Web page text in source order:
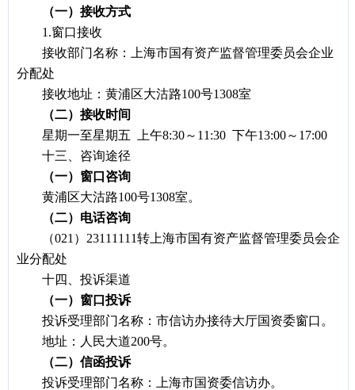
（一）接收方式
1.窗口接收
接收部门名称：上海市国有资产监督管理委员会企业
分配处
接收地址：黄浦区大沽路100号1308室
（二）接收时间
星期一至星期五 上午8:30～11:30 下午13:00～17:00
十三、咨询途径
（一）窗口咨询
黄浦区大沽路100号1308室。
（二）电话咨询
（021）23111111转上海市国有资产监督管理委员会企
业分配处
十四、投诉渠道
（一）窗口投诉
投诉受理部门名称：市信访办接待大厅国资委窗口。
地址：人民大道200号。
（二）信函投诉
投诉受理部门名称：上海市国资委信访办。